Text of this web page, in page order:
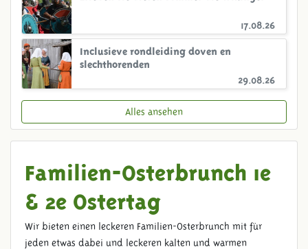
Familien-Osterbrunch 1e
& 2e Ostertag
Wir bieten einen leckeren Familien-Osterbrunch mit für
jeden etwas dabei und leckeren kalten und warmen
17.08.26
29.08.26
Inclusieve rondleiding doven en
slechthorenden
Alles ansehen